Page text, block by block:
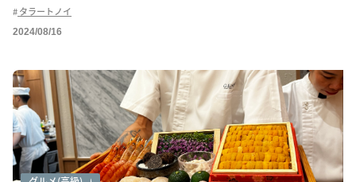
タラートノイ
2024/08/16